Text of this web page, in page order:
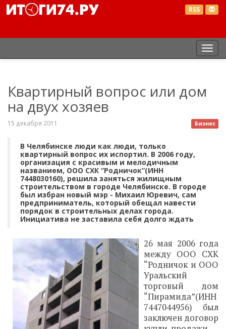
RSS
Квартирный вопрос или дом
на двух хозяев
Бизнес
15 декабря 2011
В Челябинске люди как люди, только
квартирный вопрос их испортил. В 2006 году,
организация с красивым и мелодичным
названием, ООО СХК “Родничок”(ИНН
7448030160), решила заняться жилищным
строительством в городе Челябинске. В городе
был избран новый мэр - Михаил Юревич, сам
предприниматель, который обещал навести
порядок в строительных делах города.
Инициатива не заставила себя долго ждать
26 мая 2006 года
между ООО СХК
“Родничок и ООО
Уральский
торговый дом
“Пирамида”(ИНН
7447044956) был
заключен договор